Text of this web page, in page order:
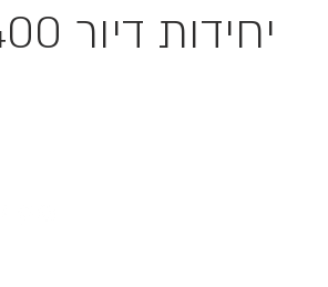
400 יחידות דיור